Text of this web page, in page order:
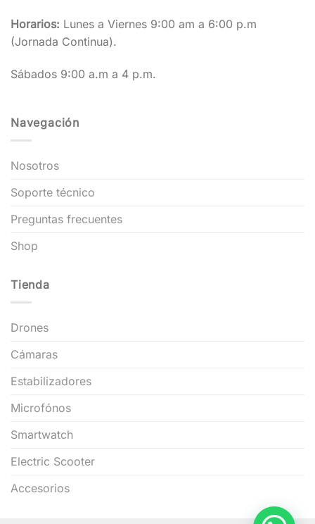
Horarios: Lunes a Viernes 9:00 am a 6:00 p.m
(Jornada Continua).
Sábados 9:00 a.m a 4 p.m.
Navegación
Nosotros
Soporte técnico
Preguntas frecuentes
Shop
Tienda
Drones
Cámaras
Estabilizadores
Microfónos
Smartwatch
Electric Scooter
Accesorios